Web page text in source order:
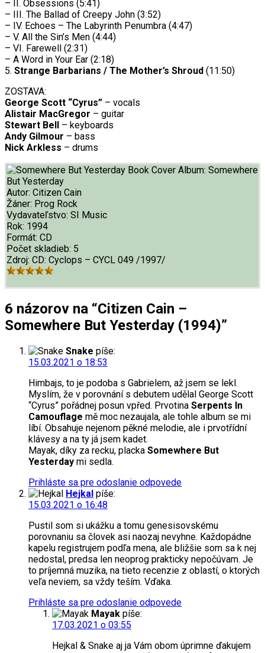
– II. Obsessions (5:41)
– III. The Ballad of Creepy John (3:52)
– IV. Echoes – The Labyrinth Penumbra (4:47)
– V. All the Sin’s Men (4:44)
– VI. Farewell (2:31)
– A Word in Your Ear (2:18)
5. Strange Barbarians / The Mother’s Shroud (11:50)
ZOSTAVA:
George Scott “Cyrus” – vocals
Alistair MacGregor – guitar
Stewart Bell – keyboards
Andy Gilmour – bass
Nick Arkless – drums
Album: Somewhere
But Yesterday
Autor: Citizen Cain
Žáner: Prog Rock
Vydavateľstvo: SI Music
Rok: 1994
Formát: CD
Počet skladieb: 5
Zdroj: CD: Cyclops ‎– CYCL 049 /1997/
6 názorov na “Citizen Cain –
Somewhere But Yesterday (1994)”
Snake píše:
15.03.2021 o 18:53
Himbajs, to je podoba s Gabrielem, až jsem se lekl.
Myslím, že v porovnání s debutem udělal George Scott
“Cyrus” pořádnej posun vpřed. Prvotina Serpents In
Camouflage mě moc nezaujala, ale tohle album se mi
líbí. Obsahuje nejenom pěkné melodie, ale i prvotřídní
klávesy a na ty já jsem kadet.
Mayak, díky za recku, placka Somewhere But
Yesterday mi sedla.
Prihláste sa pre odoslanie odpovede
Hejkal píše:
15.03.2021 o 16:48
Pustil som si ukážku a tomu genesisovskému
porovnaniu sa človek asi naozaj nevyhne. Každopádne
kapelu registrujem podľa mena, ale bližšie som sa k nej
nedostal, predsa len neoprog prakticky nepočúvam. Je
to príjemná muzika, na tieto recenzie z oblastí, o ktorých
veľa neviem, sa vždy teším. Vďaka.
Prihláste sa pre odoslanie odpovede
Mayak píše:
17.03.2021 o 03:55
Hejkal & Snake aj ja Vám obom úprimne ďakujem